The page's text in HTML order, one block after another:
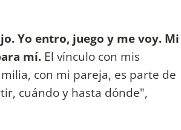
Yo entro, juego y me voy. Mi
mí. El vínculo con mis
con mi pareja, es parte de
cuándo y hasta dónde",